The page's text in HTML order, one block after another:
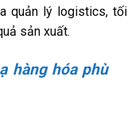
quản lý logistics, tối
sản xuất.
hàng hóa phù